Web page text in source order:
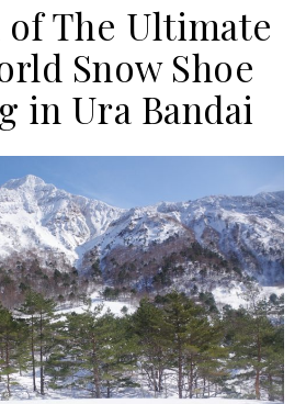
of The Ultimate
Snow Shoe
in Ura Bandai